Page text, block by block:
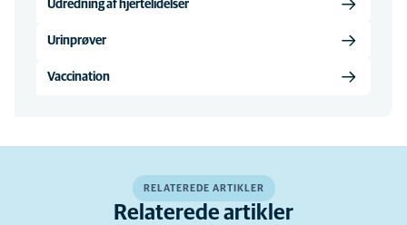
Udredning af hjertelidelser
Urinprøver
Vaccination
RELATEREDE ARTIKLER
Relaterede artikler